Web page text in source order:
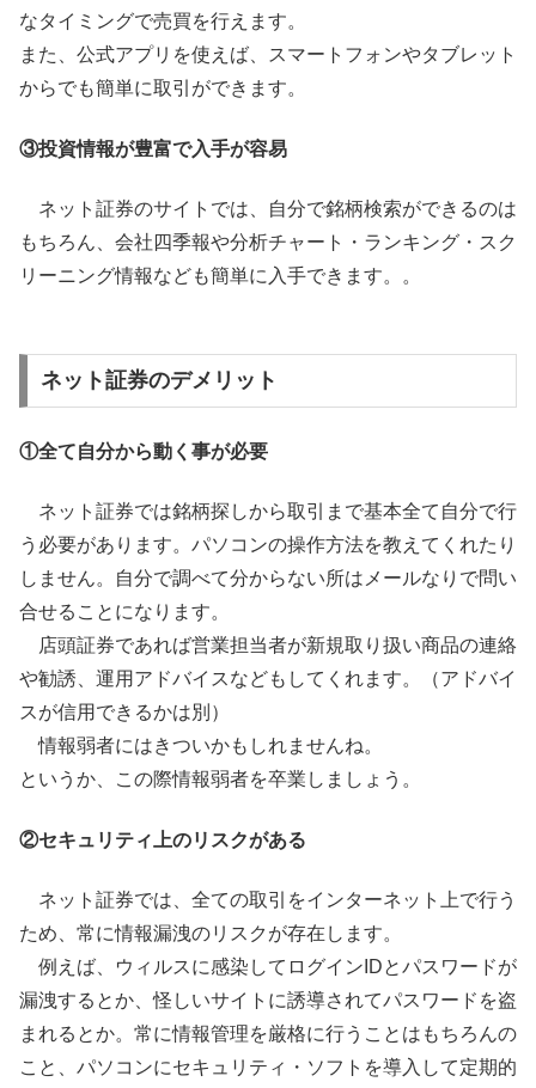
なタイミングで売買を行えます。
また、公式アプリを使えば、スマートフォンやタブレット
からでも簡単に取引ができます。
③投資情報が豊富で入手が容易
ネット証券のサイトでは、自分で銘柄検索ができるのは
もちろん、会社四季報や分析チャート・ランキング・スク
リーニング情報なども簡単に入手できます。。
ネット証券のデメリット
①全て自分から動く事が必要
ネット証券では銘柄探しから取引まで基本全て自分で行
う必要があります。パソコンの操作方法を教えてくれたり
しません。自分で調べて分からない所はメールなりで問い
合せることになります。
店頭証券であれば営業担当者が新規取り扱い商品の連絡
や勧誘、運用アドバイスなどもしてくれます。（アドバイ
スが信用できるかは別）
情報弱者にはきついかもしれませんね。
というか、この際情報弱者を卒業しましょう。
②セキュリティ上のリスクがある
ネット証券では、全ての取引をインターネット上で行う
ため、常に情報漏洩のリスクが存在します。
例えば、ウィルスに感染してログインIDとパスワードが
漏洩するとか、怪しいサイトに誘導されてパスワードを盗
まれるとか。常に情報管理を厳格に行うことはもちろんの
こと、パソコンにセキュリティ・ソフトを導入して定期的